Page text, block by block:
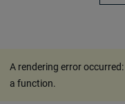
A rendering error occurred:
a function.